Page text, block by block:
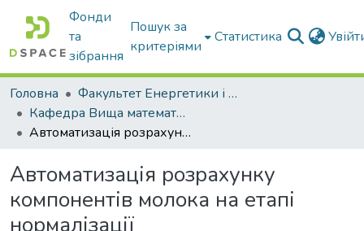
Фонди
та
зібрання
Пошук за
критеріями
Статистика
Головна
Факультет Енергетики і комп'ютерних технологій
Кафедра Вища математика та фізика
Автоматизація розрахунку компонентів молока на етапі нормалізації
Автоматизація розрахунку
компонентів молока на етапі
нормалізації